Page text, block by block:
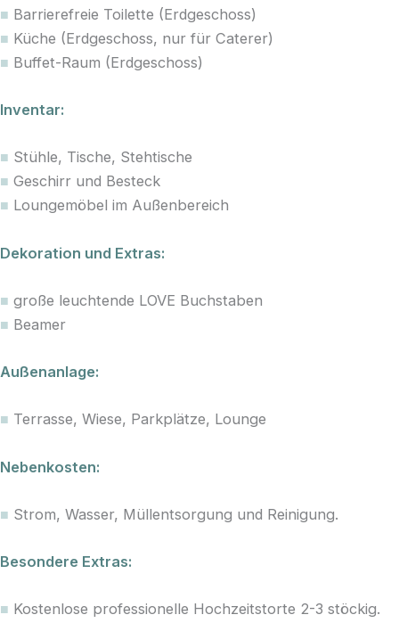
■ Barrierefreie Toilette (Erdgeschoss)
■ Küche (Erdgeschoss, nur für Caterer)
■ Buffet-Raum (Erdgeschoss)
Inventar:
■ Stühle, Tische, Stehtische
■ Geschirr und Besteck
■ Loungemöbel im Außenbereich
Dekoration und Extras:
■ große leuchtende LOVE Buchstaben
■ Beamer
Außenanlage:
■ Terrasse, Wiese, Parkplätze, Lounge
Nebenkosten:
■ Strom, Wasser, Müllentsorgung und Reinigung.​
Besondere Extras:
■ Kostenlose professionelle Hochzeitstorte 2-3 stöckig.